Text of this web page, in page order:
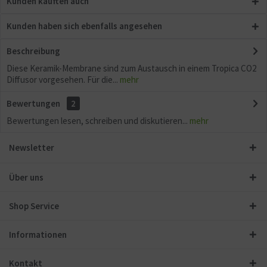
Kunden haben sich ebenfalls angesehen
Beschreibung
Diese Keramik-Membrane sind zum Austausch in einem Tropica CO2
Diffusor vorgesehen. Für die... mehr
Bewertungen
2
Bewertungen lesen, schreiben und diskutieren... mehr
Newsletter
Über uns
Shop Service
Informationen
Kontakt